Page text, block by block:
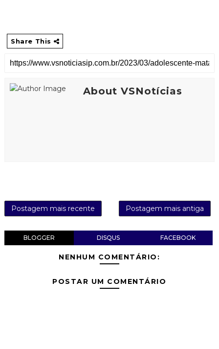
Share This
About VSNotícias
Postagem mais recente Postagem mais antiga
BLOGGER DISQUS FACEBOOK
NENHUM COMENTÁRIO:
POSTAR UM COMENTÁRIO